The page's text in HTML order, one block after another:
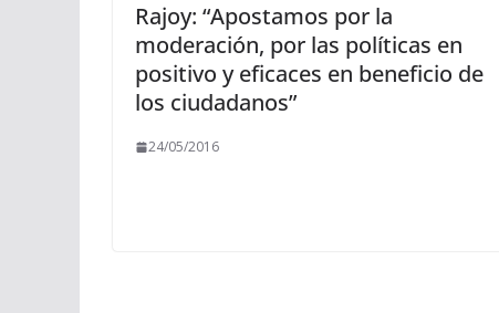
Rajoy: “Apostamos por la
moderación, por las políticas en
positivo y eficaces en beneficio de
los ciudadanos”
24/05/2016